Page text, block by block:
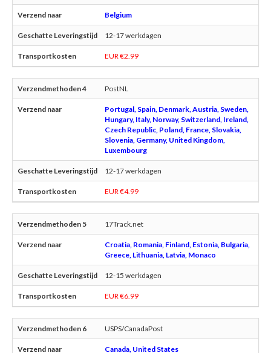
Belgium
12-17 werkdagen
EUR €2.99
PostNL
Portugal, Spain, Denmark, Austria, Sweden,
Hungary, Italy, Norway, Switzerland, Ireland,
Czech Republic, Poland, France, Slovakia,
Slovenia, Germany, United Kingdom,
Luxembourg
12-17 werkdagen
EUR €4.99
17Track.net
Croatia, Romania, Finland, Estonia, Bulgaria,
Greece, Lithuania, Latvia, Monaco
12-15 werkdagen
EUR €6.99
USPS/CanadaPost
Canada, United States